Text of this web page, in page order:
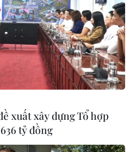
xuất xây dựng Tổ hợp
tỷ đồng